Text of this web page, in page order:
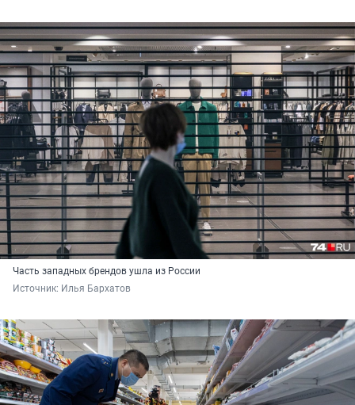
Часть западных брендов ушла из России
Источник: Илья Бархатов